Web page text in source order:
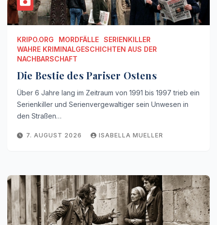
KRIPO.ORG MORDFÄLLE SERIENKILLER
WAHRE KRIMINALGESCHICHTEN AUS DER
NACHBARSCHAFT
Die Bestie des Pariser Ostens
Über 6 Jahre lang im Zeitraum von 1991 bis 1997 trieb ein
Serienkiller und Serienvergewaltiger sein Unwesen in
den Straßen…
7. AUGUST 2026 ISABELLA MUELLER